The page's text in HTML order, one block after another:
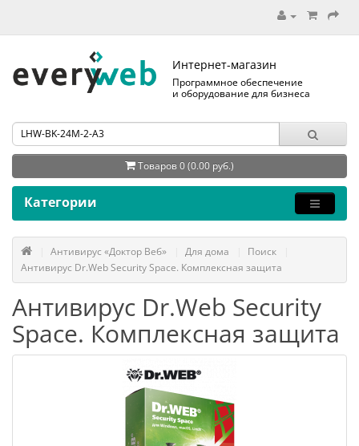
Интернет-магазин
Программное обеспечение
и оборудование для бизнеса
Товаров 0 (0.00 руб.)
Категории
Антивирус «Доктор Веб» Для дома
Поиск
Антивирус Dr.Web Security Space. Комплексная защита
Антивирус Dr.Web Security
Space. Комплексная защита